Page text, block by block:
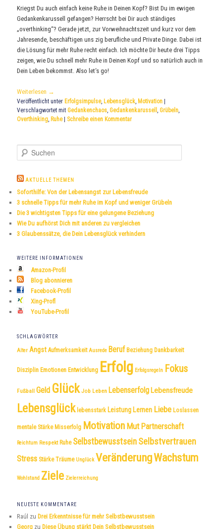
Kriegst Du auch einfach keine Ruhe in Deinen Kopf? Bist Du im ewigen
Gedankenkarussell gefangen? Herrscht bei Dir auch ständiges
„overthinking“? Gerade jetzt, zur Vorweihnachtszeit und kurz vor dem
Jahresende, beschäftigen uns zig berufliche und Private Dinge. Dabei ist
die Lösung für mehr Ruhe recht einfach. Ich möchte Dir heute drei Tipps
zeigen, wie Du schnell mehr Ruhe in Deinen Kopf und so natürlich auch in
Dein Leben bekommst. Also let‘s go!
Weiterlesen →
Veröffentlicht unter Erfolgsimpulse, Lebensglück, Motivation
Verschlagwortet mit Gedankenchaos,Gedankenkarussell,Grübeln,
Overthinking, Ruhe Schreibe einen Kommentar
u
h
n
AKTUELLE THEMEN
Soforthilfe: Von der Lebensangst zur Lebensfreude
3 schnelle Tipps für mehr Ruhe im Kopf und weniger Grübeln
Die 3 wichtigsten Tipps für eine gelungene Beziehung
Wie Du aufhörst Dich mit anderen zu vergleichen
3 Glaubenssätze, die Dein Lebensglück verhindern
WEITERE INFORMATIONEN
Amazon-Profil
Blog abonnieren
Facebook-Profil
Xing-Profl
YouTube-Profil
SCHLAGWÖRTER
Alter Angst Aufmerksamkeit Ausrede Beruf Beziehung Dankbarkeit
Disziplin Emotionen Entwicklung Erfolg Erfolgsregeln Fokus
Fußball Geld Glück Job Leben Lebenserfolg Lebensfreude
Lebensglück lebensstark Leistung Lernen Liebe Loslassen
mentale Stärke Misserfolg Motivation Mut Partnerschaft
Reichtum Respekt Ruhe Selbstbewusstsein Selbstvertrauen
Stress Stärke Träume Unglück VeränderungWachstum
Wohlstand Ziele Zielerreichung
NEUESTE KOMMENTARE
Raúl zu Drei Erkenntnisse für mehr Selbstbewusstsein
Georg zu Diese Übung stärkt Dein Selbstbewusstsein